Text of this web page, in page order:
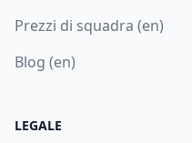
Prezzi di squadra (en)
Blog (en)
LEGALE